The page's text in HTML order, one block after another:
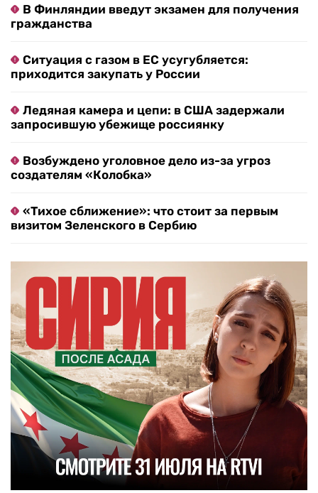
В Финляндии введут экзамен для получения
гражданства
Ситуация с газом в ЕС усугубляется:
приходится закупать у России
Ледяная камера и цепи: в США задержали
запросившую убежище россиянку
Возбуждено уголовное дело из-за угроз
создателям «Колобка»
«Тихое сближение»: что стоит за первым
визитом Зеленского в Сербию